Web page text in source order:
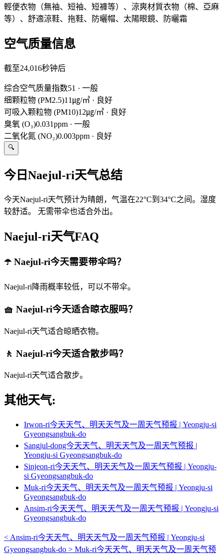
輕便衣物（無袖、短袖、短褲等）、涼爽材質衣物（棉、亞麻
等）、舒適涼鞋、拖鞋、防曬帽、太陽眼鏡、防曬霜
空气质量信息
截至24,016秒钟后
综合空气质量指数51 · 一般
细颗粒物 (PM2.5)11㎍/㎥ · 良好
可吸入颗粒物 (PM10)12㎍/㎥ · 良好
臭氧 (O₃)0.031ppm · 一般
二氧化氮 (NO₂)0.003ppm · 良好
🔍
今日Naejul-ri天气总结
今天Naejul-ri天气预计为晴朗，气温在22°C到34°C之间。湿度
较舒适。 无需带伞也适合外出。
Naejul-ri天气FAQ
☂️ Naejul-ri今天需要带伞吗？
Naejul-ri降雨概率较低，可以不带伞。
🧺 Naejul-ri今天适合晾衣服吗？
Naejul-ri天气适合晾晒衣物。
🚶 Naejul-ri今天适合散步吗？
Naejul-ri天气适合散步。
其他天气:
Irwon-ri今天天气、明天天气及一周天气预报 | Yeongju-si
Gyeongsangbuk-do
Sangjul-dong今天天气、明天天气及一周天气预报 |
Yeongju-si Gyeongsangbuk-do
Sinjeon-ri今天天气、明天天气及一周天气预报 | Yeongju-
si Gyeongsangbuk-do
Muk-ri今天天气、明天天气及一周天气预报 | Yeongju-si
Gyeongsangbuk-do
Ansim-ri今天天气、明天天气及一周天气预报 | Yeongju-si
Gyeongsangbuk-do
< Ansim-ri今天天气、明天天气及一周天气预报 | Yeongju-si
Gyeongsangbuk-do > Muk-ri今天天气、明天天气及一周天气预